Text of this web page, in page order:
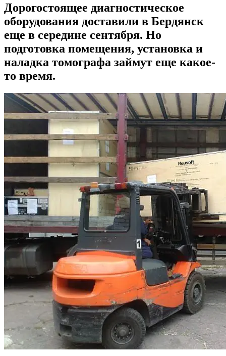
Дорогостоящее диагностическое
оборудования доставили в Бердянск
еще в середине сентября. Но
подготовка помещения, установка и
наладка томографа займут еще какое-
то время.